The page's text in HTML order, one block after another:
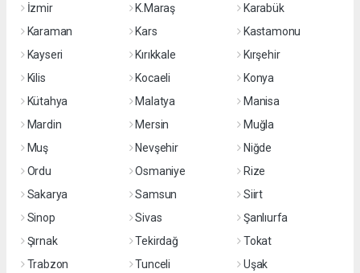
İzmir
K.Maraş
Karabük
Karaman
Kars
Kastamonu
Kayseri
Kırıkkale
Kırşehir
Kilis
Kocaeli
Konya
Kütahya
Malatya
Manisa
Mardin
Mersin
Muğla
Muş
Nevşehir
Niğde
Ordu
Osmaniye
Rize
Sakarya
Samsun
Siirt
Sinop
Sivas
Şanlıurfa
Şırnak
Tekirdağ
Tokat
Trabzon
Tunceli
Uşak